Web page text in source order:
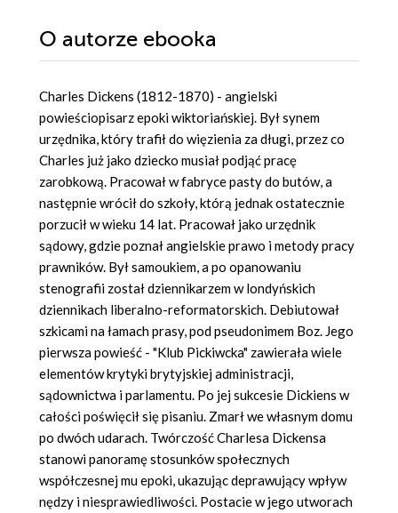
O autorze ebooka
Charles Dickens (1812-1870) - angielski
powieściopisarz epoki wiktoriańskiej. Był synem
urzędnika, który trafił do więzienia za długi, przez co
Charles już jako dziecko musiał podjąć pracę
zarobkową. Pracował w fabryce pasty do butów, a
następnie wrócił do szkoły, którą jednak ostatecznie
porzucił w wieku 14 lat. Pracował jako urzędnik
sądowy, gdzie poznał angielskie prawo i metody pracy
prawników. Był samoukiem, a po opanowaniu
stenografii został dziennikarzem w londyńskich
dziennikach liberalno-reformatorskich. Debiutował
szkicami na łamach prasy, pod pseudonimem Boz. Jego
pierwsza powieść - "Klub Pickiwcka" zawierała wiele
elementów krytyki brytyjskiej administracji,
sądownictwa i parlamentu. Po jej sukcesie Dickiens w
całości poświęcił się pisaniu. Zmarł we własnym domu
po dwóch udarach. Twórczość Charlesa Dickensa
stanowi panoramę stosunków społecznych
współczesnej mu epoki, ukazując deprawujący wpływ
nędzy i niesprawiedliwości. Postacie w jego utworach